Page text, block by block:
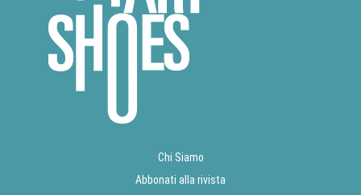
Chi Siamo
Abbonati alla rivista